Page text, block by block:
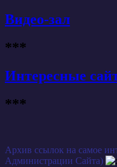
Видео-зал
***
Интересные
***
Архив ссылок на самое
Администрации Сайта)